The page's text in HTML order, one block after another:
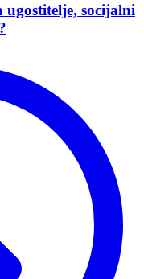
ugostitelje, socijalni